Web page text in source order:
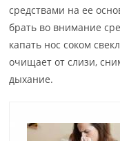
средствами на ее
брать во внимание
капать нос соком
очищает от слизи,
дыхание.